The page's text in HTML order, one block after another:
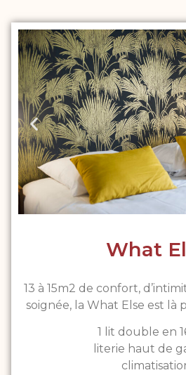
What
13 à 15m2 de confort,
soignée, la What Else est là
1 lit double en
literie haut de